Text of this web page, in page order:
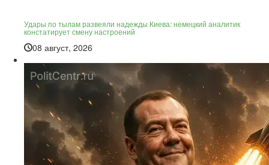
Удары по тылам развеяли надежды Киева: немецкий аналитик
констатирует смену настроений
08 август, 2026